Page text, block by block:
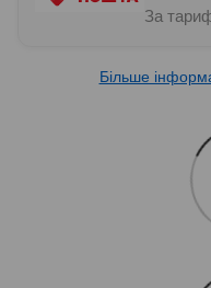
За
Більше